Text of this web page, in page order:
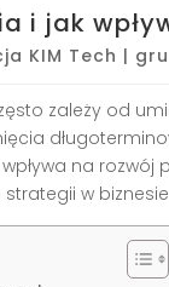
i jak
KIM Tech |
zależy od
na
w